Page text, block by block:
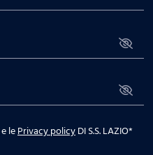
e lePrivacy policyDI S.S. LAZIO*